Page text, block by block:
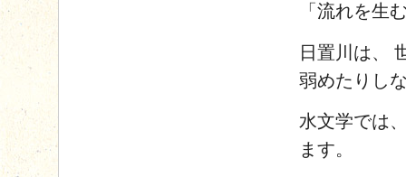
「流れを生
日置川は、
弱めたりし
水文学では
ます。